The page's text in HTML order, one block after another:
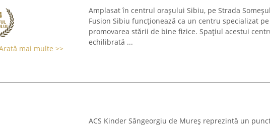
mai multe >>
Amplasat în centrul orașului Sibiu, pe Strada
Fusion Sibiu funcționează ca un centru specializat
promovarea stării de bine fizice. Spațiul acestui
echilibrată ...
ACS Kinder Sângeorgiu de Mureș reprezintă un